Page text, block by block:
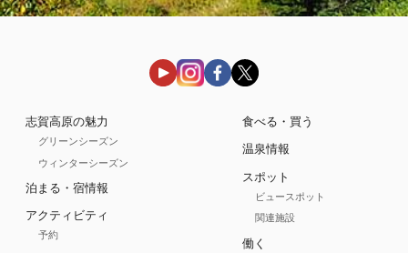
志賀高原の魅力
グリーンシーズン
ウィンターシーズン
泊まる・宿情報
アクティビティ
予約
食べる・買う
温泉情報
スポット
ビュースポット
関連施設
働く